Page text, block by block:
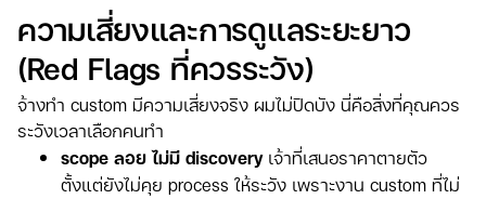
ความเสี่ยงและการดูแลระยะยาว
(red Flags ที่ควรระวัง)
จ้างทำ custom มีความเสี่ยงจริง ผมไม่ปิดบัง นี่คือสิ่งที่คุณควร
ระวังเวลาเลือกคนทำ
scope ลอย ไม่มี discoveryเจ้าที่เสนอราคาตายตัว
ตั้งแต่ยังไม่คุย process ให้ระวัง เพราะงาน custom ที่ไม่